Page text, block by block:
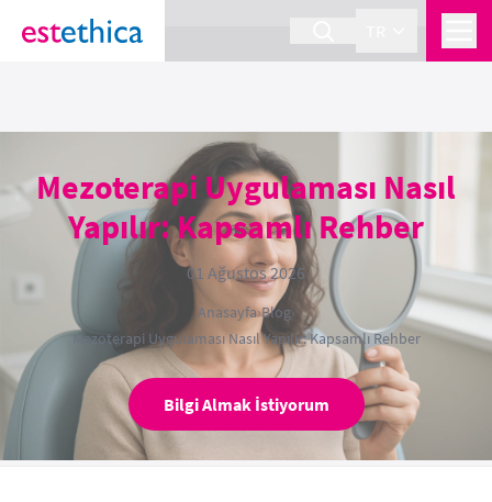
section Service {
Mezoterapi Uygulaması Nasıl
Yapılır: Kapsamlı Rehber
01 Ağustos 2026
Anasayfa›Blog›
Mezoterapi Uygulaması Nasıl Yapılır: Kapsamlı Rehber
Bilgi Almak İstiyorum